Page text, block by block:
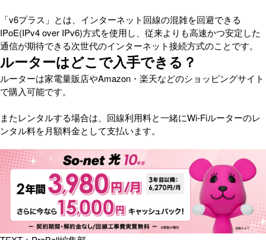
「v6プラス」とは、インターネット回線の混雑を回避できる
IPoE(IPv4 over IPv6)方式を使用し、従来よりも高速かつ安定した
通信が期待できる次世代のインターネット接続方式のことです。
ルーターはどこで入手できる？
ルーターは家電量販店やAmazon・楽天などのショッピングサイト
で購入可能です。
またレンタルする場合は、回線利用料と一緒にWi-Fiルーターのレ
ンタル料を月額料金として支払います。